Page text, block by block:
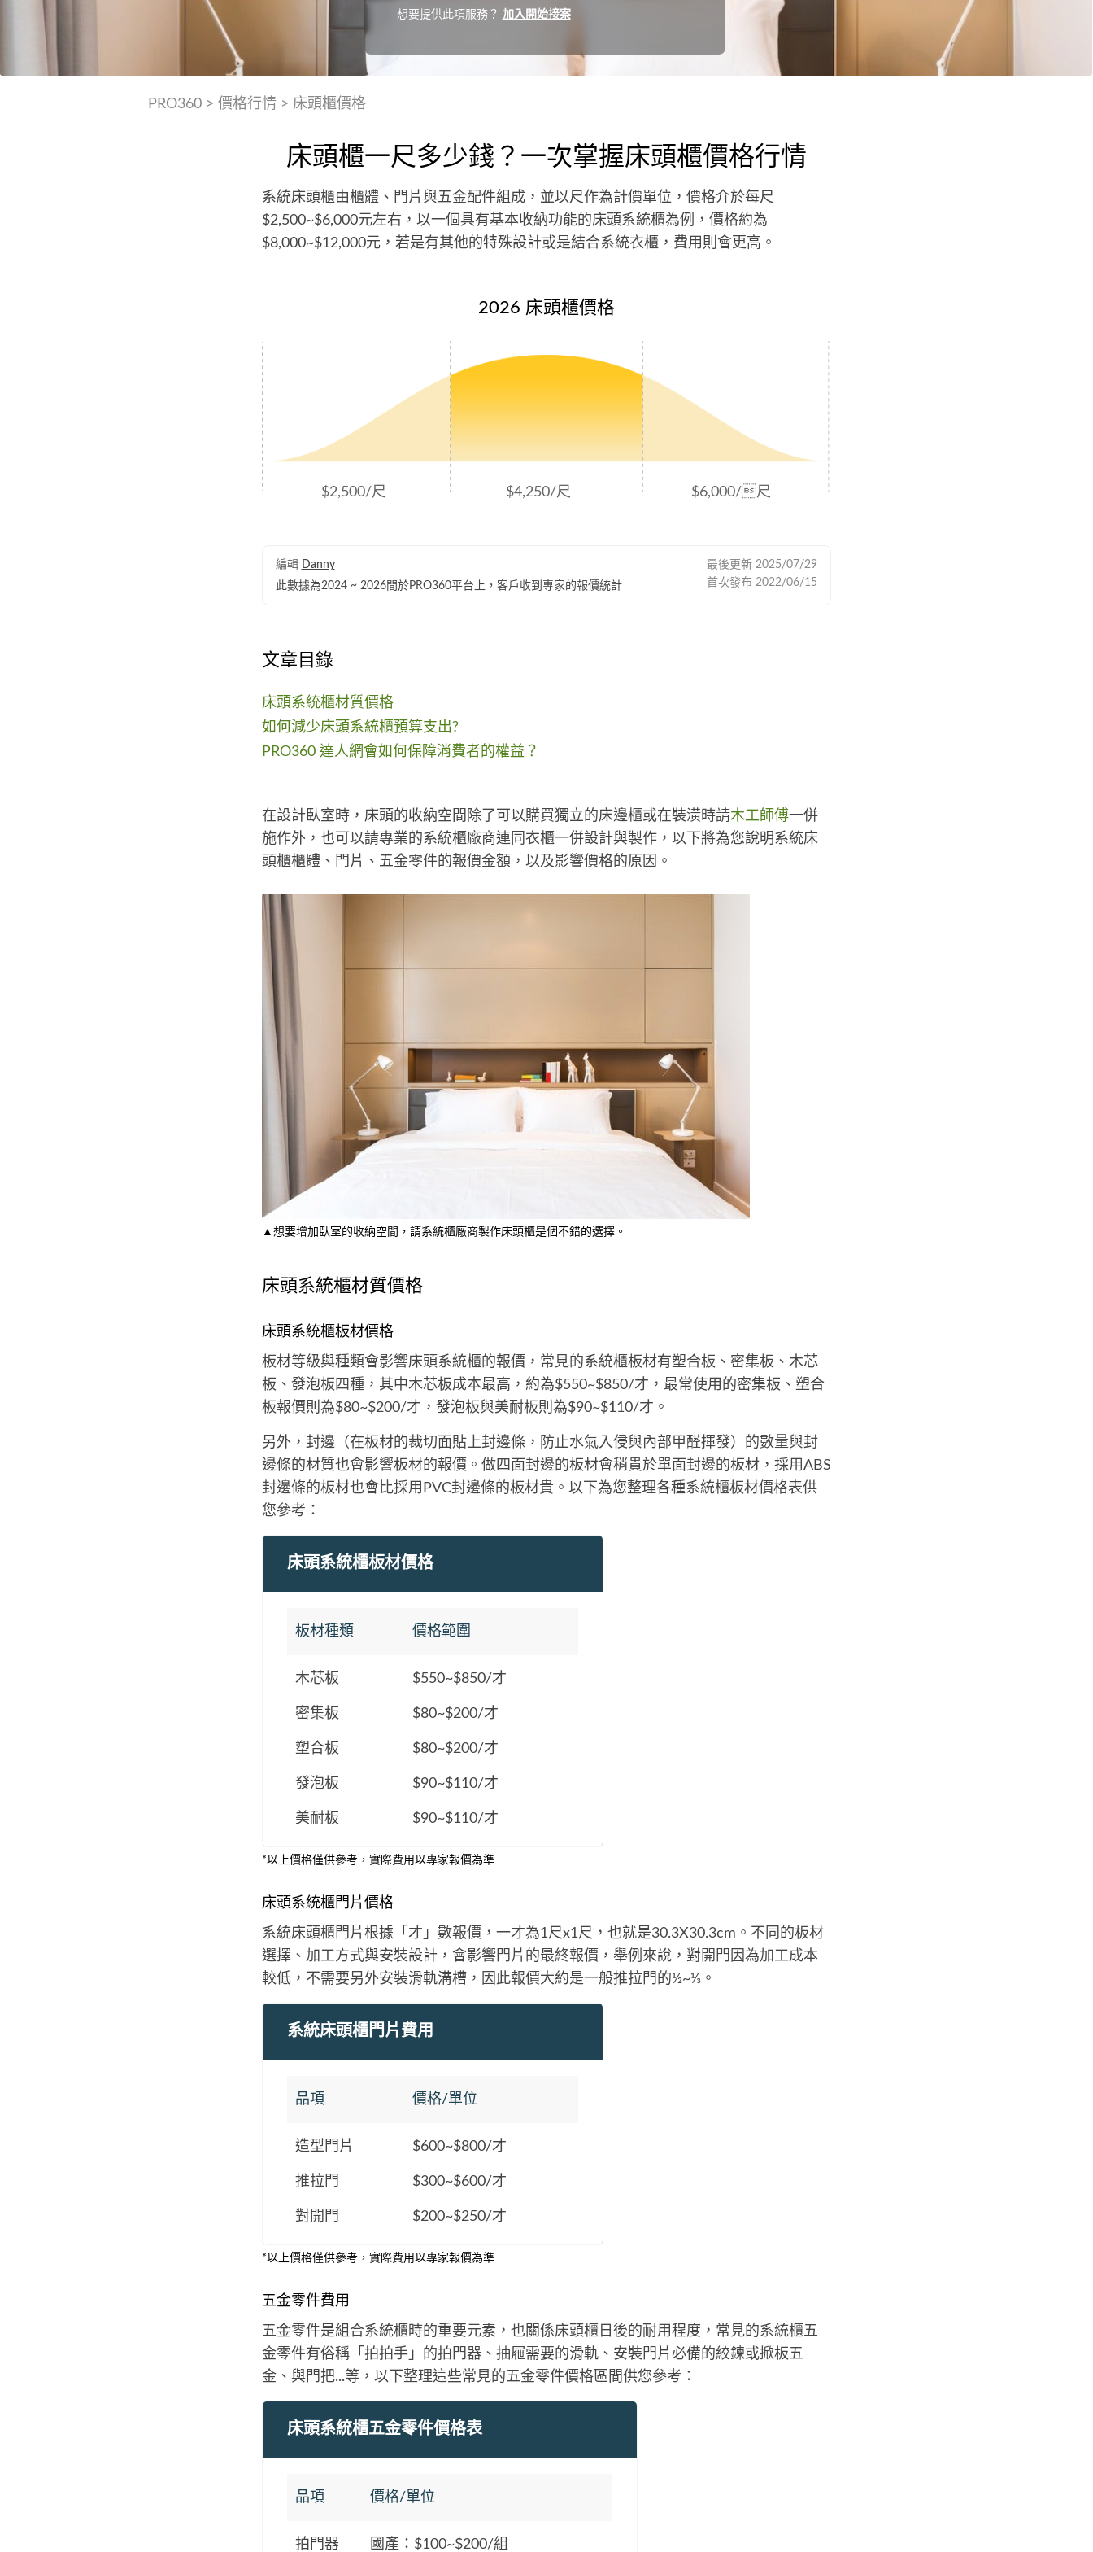
想要提供此項服務？ 加入開始接案
PRO360> 價格行情> 床頭櫃價格
床頭櫃一尺多少錢？一次掌握床頭櫃價格行情
系統床頭櫃由櫃體、門片與五金配件組成，並以尺作為計價單位，價格介於每尺
$2,500~$6,000元左右，以一個具有基本收納功能的床頭系統櫃為例，價格約為
$8,000~$12,000元，若是有其他的特殊設計或是結合系統衣櫃，費用則會更高。
2026 床頭櫃價格
$2,500/尺 $4,250/尺 $6,000/尺
編輯 Danny
此數據為2024 ~ 2026間於PRO360平台上，客戶收到專家的報價統計
最後更新 2025/07/29
首次發布 2022/06/15
文章目錄
床頭系統櫃材質價格
如何減少床頭系統櫃預算支出?
PRO360 達人網會如何保障消費者的權益？
在設計臥室時，床頭的收納空間除了可以購買獨立的床邊櫃或在裝潢時請木工師傅一併
施作外，也可以請專業的系統櫃廠商連同衣櫃一併設計與製作，以下將為您說明系統床
頭櫃櫃體、門片、五金零件的報價金額，以及影響價格的原因。
▲想要增加臥室的收納空間，請系統櫃廠商製作床頭櫃是個不錯的選擇。
床頭系統櫃材質價格
床頭系統櫃板材價格
板材等級與種類會影響床頭系統櫃的報價，常見的系統櫃板材有塑合板、密集板、木芯
板、發泡板四種，其中木芯板成本最高，約為$550~$850/才，最常使用的密集板、塑合
板報價則為$80~$200/才，發泡板與美耐板則為$90~$110/才。
另外，封邊（在板材的裁切面貼上封邊條，防止水氣入侵與內部甲醛揮發）的數量與封
邊條的材質也會影響板材的報價。做四面封邊的板材會稍貴於單面封邊的板材，採用ABS
封邊條的板材也會比採用PVC封邊條的板材貴。以下為您整理各種系統櫃板材價格表供
您參考：
床頭系統櫃板材價格
板材種類 價格範圍
木芯板 $550~$850/才
密集板 $80~$200/才
塑合板 $80~$200/才
發泡板 $90~$110/才
美耐板 $90~$110/才
*以上價格僅供參考，實際費用以專家報價為準
床頭系統櫃門片價格
系統床頭櫃門片根據「才」數報價，一才為1尺x1尺，也就是30.3X30.3cm。不同的板材
選擇、加工方式與安裝設計，會影響門片的最終報價，舉例來說，對開門因為加工成本
較低，不需要另外安裝滑軌溝槽，因此報價大約是一般推拉門的½~⅓。
系統床頭櫃門片費用
品項 價格/單位
造型門片 $600~$800/才
推拉門 $300~$600/才
對開門 $200~$250/才
*以上價格僅供參考，實際費用以專家報價為準
五金零件費用
五金零件是組合系統櫃時的重要元素，也關係床頭櫃日後的耐用程度，常見的系統櫃五
金零件有俗稱「拍拍手」的拍門器、抽屜需要的滑軌、安裝門片必備的絞鍊或掀板五
金、與門把...等，以下整理這些常見的五金零件價格區間供您參考：
床頭系統櫃五金零件價格表
品項 價格/單位
拍門器 國產：$100~$200/組